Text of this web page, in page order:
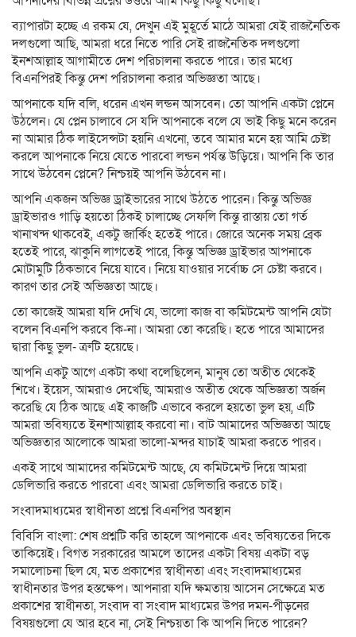
ব্যাপারটা হচ্ছে এ রকম যে, দেখুন এই মুহূর্তে মাঠে আমরা যেই রাজনৈতিক
দলগুলো আছি, আমরা ধরে নিতে পারি সেই রাজনৈতিক দলগুলো
ইনশআল্লাহ আগামীতে দেশ পরিচালনা করতে পারে। তার মধ্যে
বিএনপিরই কিন্তু দেশ পরিচালনা করার অভিজ্ঞতা আছে।
আপনাকে যদি বলি, ধরেন এখন লন্ডন আসবেন। তো আপনি একটা প্লেনে
উঠলেন। যে প্লেন চালাবে সে যদি আপনাকে বলে যে ভাই কিছু মনে করেন
না আমার ঠিক লাইসেন্সটা হয়নি এখনো, তবে আমার মনে হয় আমি চেষ্টা
করলে আপনাকে নিয়ে যেতে পারবো লন্ডন পর্যন্ত উড়িয়ে। আপনি কি তার
সাথে উঠবেন প্লেনে? নিশ্চয়ই আপনি উঠবেন না।
আপনি একজন অভিজ্ঞ ড্রাইভারের সাথে উঠতে পারেন। কিন্তু অভিজ্ঞ
ড্রাইভারও গাড়ি হয়তো ঠিকই চালাচ্ছে সেফলি কিন্তু রাস্তায় তো গর্ত
খানাখন্দ থাকবেই, একটু জার্কিং হতেই পারে। জোরে অনেক সময় ব্রেক
হতেই পারে, ঝাকুনি লাগতেই পারে, কিন্তু অভিজ্ঞ ড্রাইভার আপনাকে
মোটামুটি ঠিকভাবে নিয়ে যাবে। নিয়ে যাওয়ার সর্বোচ্চ সে চেষ্টা করবে।
কারণ তার সেই অভিজ্ঞতা আছে।
তো কাজেই আমরা যদি দেখি যে, ভালো কাজ বা কমিটমেন্ট আপনি যেটা
বলেন বিএনপি করবে কি-না। আমরা তো করেছি। হতে পারে আমাদের
দ্বারা কিছু ভুল- ত্রুটি হয়েছে।
আপনি একটু আগে একটা কথা বলেছিলেন, মানুষ তো অতীত থেকেই
শিখে। ইয়েস, আমরাও দেখেছি, আমরাও অতীত থেকে অভিজ্ঞতা অর্জন
করেছি যে ঠিক আছে এই কাজটি এভাবে করলে হয়তো ভুল হয়, এটি
আমরা ভবিষ্যতে ইনশাআল্লাহ করবো না। বাট আমাদের অভিজ্ঞতা আছে
অভিজ্ঞতার আলোকে আমরা ভালো-মন্দর যাচাই আমরা করতে পারব।
একই সাথে আমাদের কমিটমেন্ট আছে, যে কমিটমেন্ট দিয়ে আমরা
ডেলিভারি করতে পারবো এবং আমরা ডেলিভারি করতে চাই।
সংবাদমাধ্যমের স্বাধীনতা প্রশ্নে বিএনপির অবস্থান
বিবিসি বাংলা: শেষ প্রশ্নটি করি তাহলে আপনাকে এবং ভবিষ্যতের দিকে
তাকিয়েই। বিগত সরকারের আমলে তাদের একটা বিষয় একটা বড়
সমালোচনা ছিল যে, মত প্রকাশের স্বাধীনতা এবং সংবাদমাধ্যমের
স্বাধীনতার উপর হস্তক্ষেপ। আপনারা যদি ক্ষমতায় আসেন সেক্ষেত্রে মত
প্রকাশের স্বাধীনতা, সংবাদ বা সংবাদ মাধ্যমের উপর দমন-পীড়নের
বিষয়গুলো যে আর হবে না, সেই নিশ্চয়তা কি আপনি দিতে পারেন?